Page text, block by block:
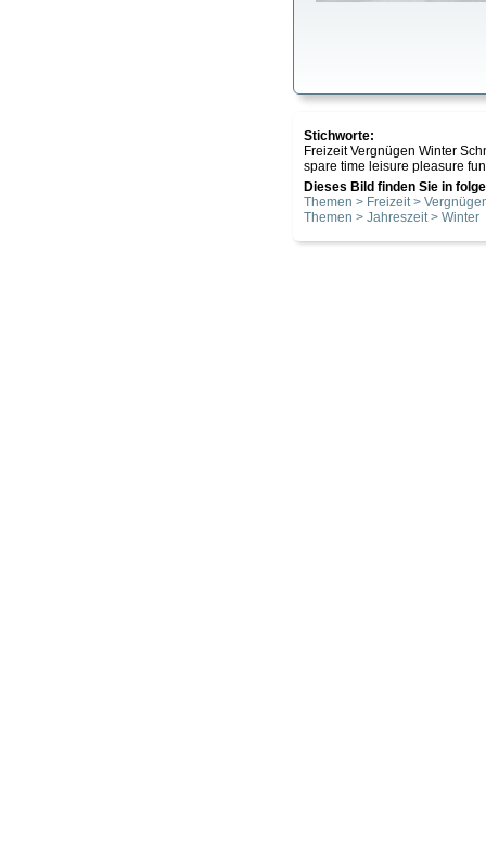
Stichworte:
Freizeit Vergnügen Winter
spare time leisure pleasure
Dieses Bild finden Sie in
Themen > Freizeit >
Themen > Jahreszeit > Winter